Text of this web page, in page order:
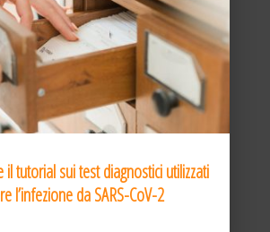
il tutorial sui test diagnostici utilizzati
l’infezione da SARS-CoV-2